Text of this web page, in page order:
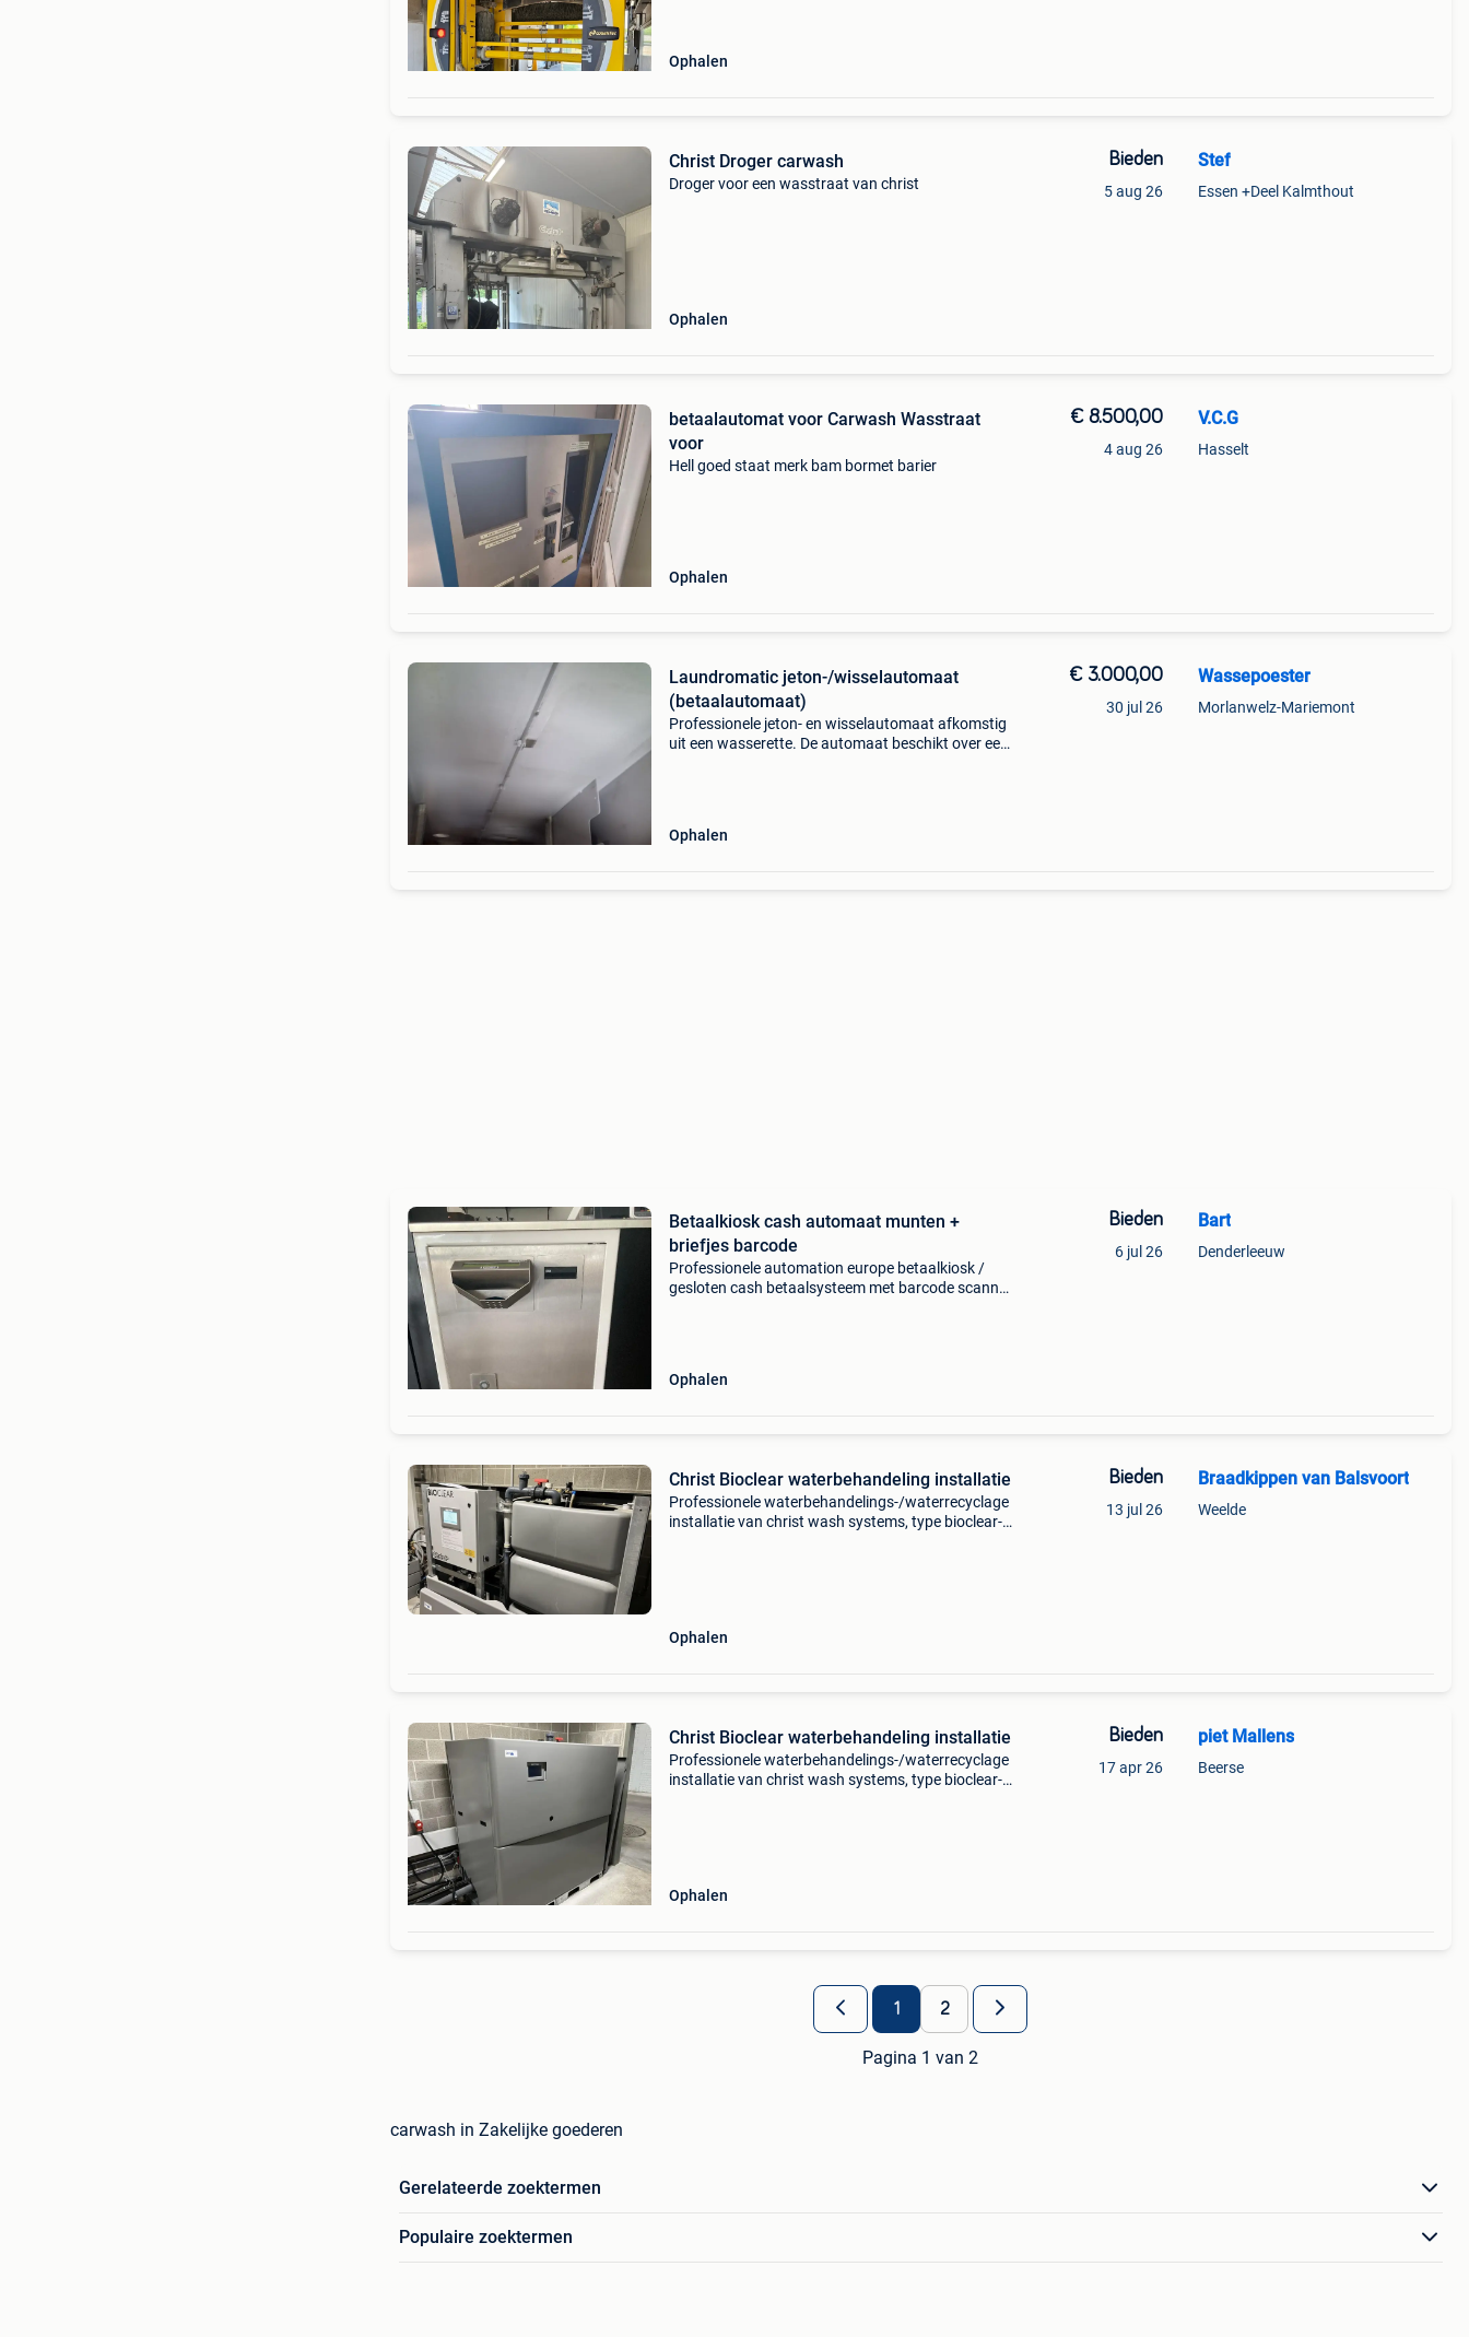
Ophalen
Christ Droger carwash
Droger voor een wasstraat van christ
Ophalen
Bieden
5 aug 26
Stef
Essen +Deel Kalmthout
betaalautomat voor Carwash Wasstraat
voor
Hell goed staat merk bam bormet barier
Ophalen
€ 8.500,00
4 aug 26
V.C.G
Hasselt
Laundromatic jeton-/wisselautomaat
(betaalautomaat)
Professionele jeton- en wisselautomaat afkomstig
uit een wasserette. De automaat beschikt over een
Ophalen
€ 3.000,00
30 jul 26
Wassepoester
Morlanwelz-Mariemont
Betaalkiosk cash automaat munten +
briefjes barcode
Professionele automation europe betaalkiosk /
gesloten cash betaalsysteem met barcode scanner,
Ophalen
Bieden
6 jul 26
Bart
Denderleeuw
Christ Bioclear waterbehandeling installatie
Professionele waterbehandelings-/waterrecyclage
installatie van christ wash systems, type bioclear-s
Ophalen
Bieden
13 jul 26
Braadkippen van Balsvoort
Weelde
Christ Bioclear waterbehandeling installatie
Professionele waterbehandelings-/waterrecyclage
installatie van christ wash systems, type bioclear-s
Ophalen
Bieden
17 apr 26
piet Mallens
Beerse
1 2
Pagina 1 van 2
carwash in Zakelijke goederen
Gerelateerde zoektermen
Populaire zoektermen